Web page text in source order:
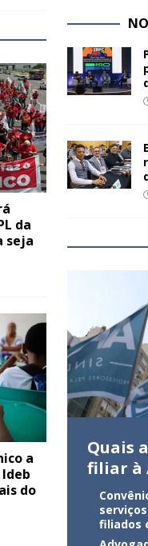
da
seja
a
do
Quais
filiar à
filiados